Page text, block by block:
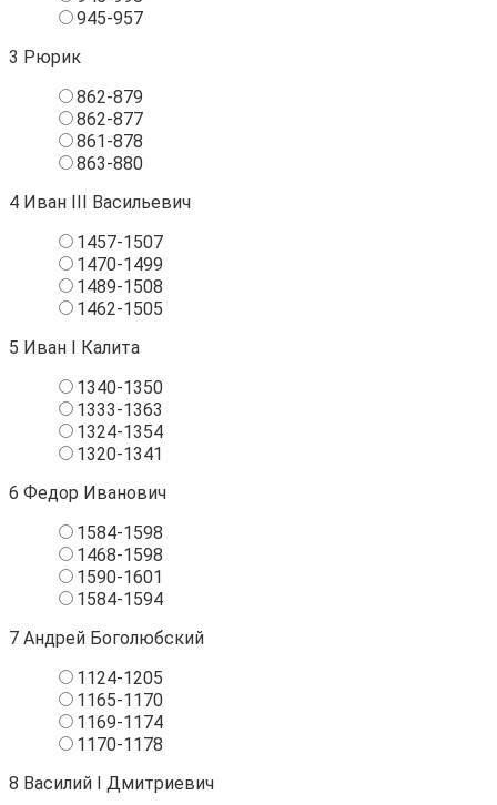
945-957
3 Рюрик
862-879
862-877
861-878
863-880
4 Иван III Васильевич
1457-1507
1470-1499
1489-1508
1462-1505
5 Иван I Калита
1340-1350
1333-1363
1324-1354
1320-1341
6 Федор Иванович
1584-1598
1468-1598
1590-1601
1584-1594
7 Андрей Боголюбский
1124-1205
1165-1170
1169-1174
1170-1178
8 Василий I Дмитриевич